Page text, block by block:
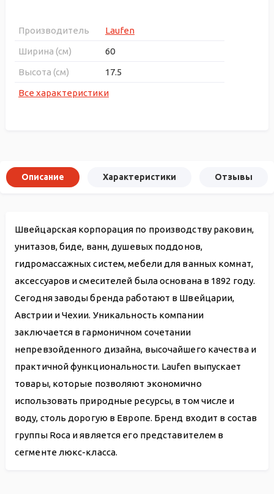
Производитель
Laufen
Ширина (см)
60
Высота (см)
17.5
Все характеристики
Описание Характеристики Отзывы
Швейцарская корпорация по производству раковин,
унитазов, биде, ванн, душевых поддонов,
гидромассажных систем, мебели для ванных комнат,
аксессуаров и смесителей была основана в 1892 году.
Сегодня заводы бренда работают в Швейцарии,
Австрии и Чехии. Уникальность компании
заключается в гармоничном сочетании
непревзойденного дизайна, высочайшего качества и
практичной функциональности. Laufen выпускает
товары, которые позволяют экономично
использовать природные ресурсы, в том числе и
воду, столь дорогую в Европе. Бренд входит в состав
группы Roca и является его представителем в
сегменте люкс-класса.